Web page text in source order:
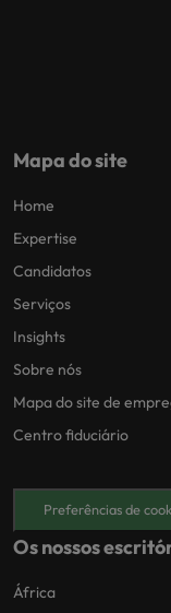
Mapa do site
Home
Expertise
Candidatos
Serviços
Insights
Sobre nós
Mapa do site de
Centro fiduciário
Preferências de
Os nossos
África